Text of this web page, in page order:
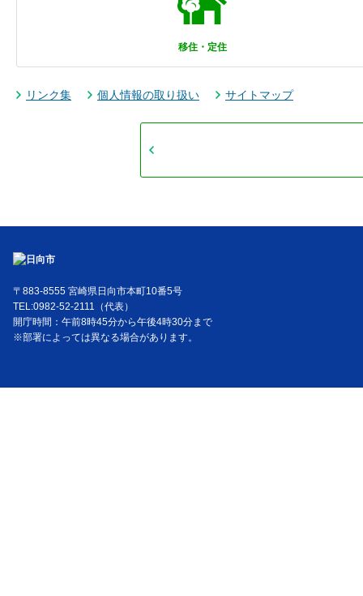
移住・定住
リンク集 個人情報の取り扱い サイトマップ
〒883-8555 宮崎県日向市本町10番5号
TEL:0982-52-2111（代表）
開庁時間：午前8時45分から午後4時30分まで
※部署によっては異なる場合があります。